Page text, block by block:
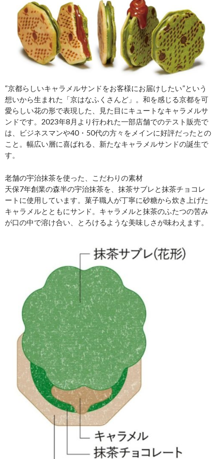
“京都らしいキャラメルサンドをお客様にお届けしたい”という
想いから生まれた「京はなふくさんど」。和を感じる京都を可
愛らしい花の形で表現した、見た目にキュートなキャラメルサ
ンドです。2023年8月より行われた一部店舗でのテスト販売で
は、ビジネスマンや40・50代の方々をメインに好評だったとの
こと。幅広い層に喜ばれる、新たなキャラメルサンドの誕生で
す。
老舗の宇治抹茶を使った、こだわりの素材
天保7年創業の森半の宇治抹茶を、抹茶サブレと抹茶チョコレ
ートに使用しています。菓子職人が丁寧に砂糖から炊き上げた
キャラメルとともにサンド。キャラメルと抹茶のふたつの苦み
が口の中で溶け合い、とろけるような美味しさが味わえます。